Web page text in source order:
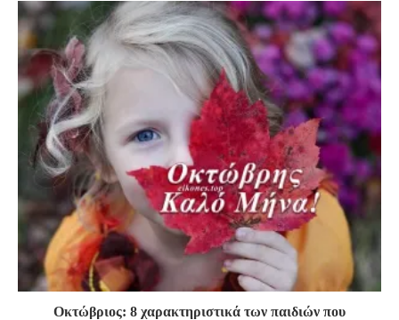
Οκτώβριος: 8 χαρακτηριστικά των παιδιών που